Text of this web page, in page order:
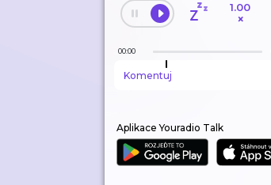
1.00
×
00:00
Komentuj
Aplikace Youradio Talk